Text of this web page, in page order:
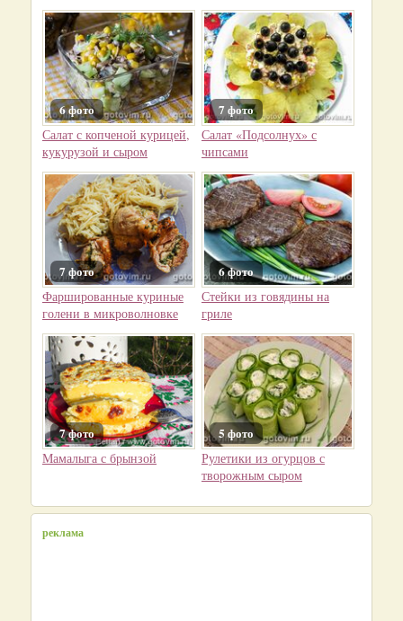
6 фото
Салат с копченой курицей,
кукурузой и сыром
7 фото
Салат «Подсолнух» с
чипсами
7 фото
Фаршированные куриные
голени в микроволновке
6 фото
Стейки из говядины на
гриле
7 фото
Мамалыга с брынзой
5 фото
Рулетики из огурцов с
творожным сыром
реклама